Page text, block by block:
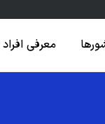
معرفی افراد